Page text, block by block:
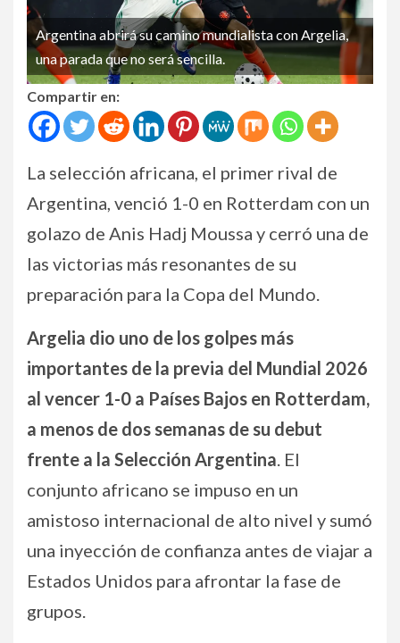
Argentina abrirá su camino mundialista con Argelia,
una parada que no será sencilla.
Compartir en:
La selección africana, el primer rival de
Argentina, venció 1-0 en Rotterdam con un
golazo de Anis Hadj Moussa y cerró una de
las victorias más resonantes de su
preparación para la Copa del Mundo.
Argelia dio uno de los golpes más
importantes de la previa del Mundial 2026
al vencer 1-0 a Países Bajos en Rotterdam,
a menos de dos semanas de su debut
frente a la Selección Argentina. El
conjunto africano se impuso en un
amistoso internacional de alto nivel y sumó
una inyección de confianza antes de viajar a
Estados Unidos para afrontar la fase de
grupos.